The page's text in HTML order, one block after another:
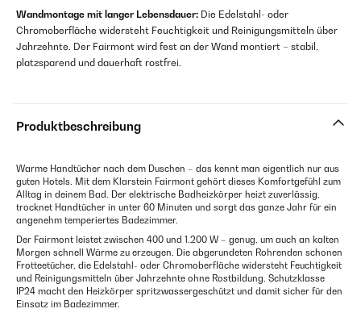
Wandmontage mit langer Lebensdauer: Die Edelstahl- oder
Chromoberfläche widersteht Feuchtigkeit und Reinigungsmitteln über
Jahrzehnte. Der Fairmont wird fest an der Wand montiert – stabil,
platzsparend und dauerhaft rostfrei.
Produktbeschreibung
Warme Handtücher nach dem Duschen – das kennt man eigentlich nur aus
guten Hotels. Mit dem Klarstein Fairmont gehört dieses Komfortgefühl zum
Alltag in deinem Bad. Der elektrische Badheizkörper heizt zuverlässig,
trocknet Handtücher in unter 60 Minuten und sorgt das ganze Jahr für ein
angenehm temperiertes Badezimmer.
Der Fairmont leistet zwischen 400 und 1.200 W – genug, um auch an kalten
Morgen schnell Wärme zu erzeugen. Die abgerundeten Rohrenden schonen
Frotteetücher, die Edelstahl- oder Chromoberfläche widersteht Feuchtigkeit
und Reinigungsmitteln über Jahrzehnte ohne Rostbildung. Schutzklasse
IP24 macht den Heizkörper spritzwassergeschützt und damit sicher für den
Einsatz im Badezimmer.